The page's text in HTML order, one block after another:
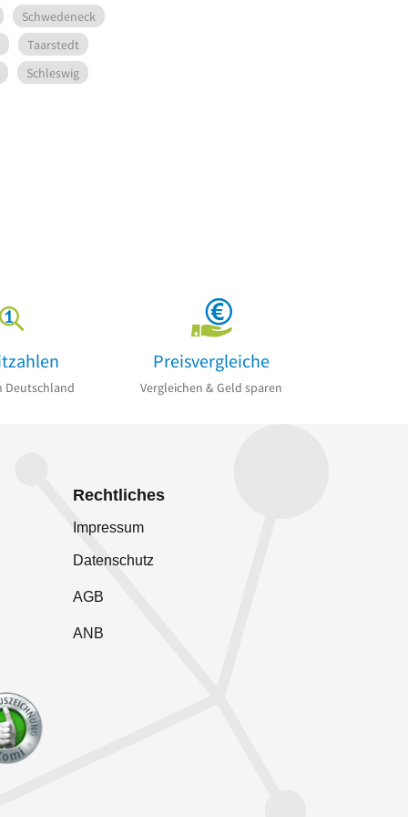
Schwedeneck
Taarstedt
Schleswig
Deutschland
Preisvergleiche
Vergleichen & Geld sparen
Rechtliches
Impressum
Datenschutz
AGB
ANB